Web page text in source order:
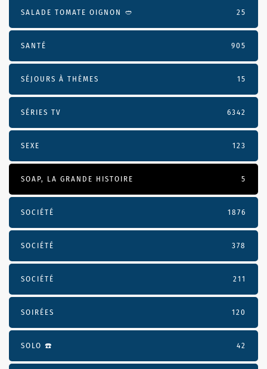
SALADE TOMATE OIGNON 🥙 25
SANTÉ 905
SÉJOURS À THÈMES 15
SÉRIES TV 6342
SEXE 123
SOAP, LA GRANDE HISTOIRE 5
SOCIÉTÉ 1876
SOCIÉTÉ 378
SOCIÉTÉ 211
SOIRÉES 120
SOLO ☎️ 42